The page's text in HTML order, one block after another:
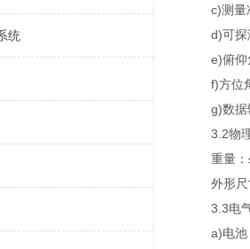
统
c)测量准
d)可探
e)俯仰
f)方位角
g)数据输
3.2物理
重量：
外形尺
3.3电气
a)电池